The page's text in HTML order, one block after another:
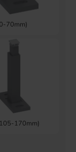
70mm)
170mm)